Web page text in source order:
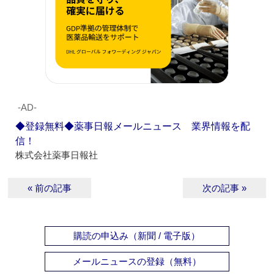
‐AD‐
◆登録無料◆薬事日報メールニュース 業界情報を配
信！
株式会社薬事日報社
« 前の記事 次の記事 »
購読の申込み（新聞 / 電子版）
メールニュースの登録（無料）